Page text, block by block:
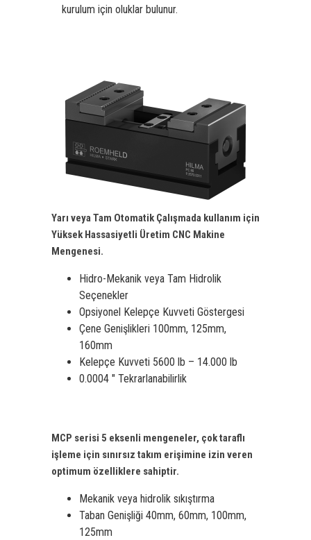
kurulum için oluklar bulunur.
Yarı veya Tam Otomatik Çalışmada kullanım için
Yüksek Hassasiyetli Üretim CNC Makine
Mengenesi.
Hidro-Mekanik veya Tam Hidrolik
Seçenekler
Opsiyonel Kelepçe Kuvveti Göstergesi
Çene Genişlikleri 100mm, 125mm,
160mm
Kelepçe Kuvveti 5600 lb – 14.000 lb
0.0004 ″ Tekrarlanabilirlik
MCP serisi 5 eksenli mengeneler, çok taraflı
işleme için sınırsız takım erişimine izin veren
optimum özelliklere sahiptir.
Mekanik veya hidrolik sıkıştırma
Taban Genişliği 40mm, 60mm, 100mm,
125mm